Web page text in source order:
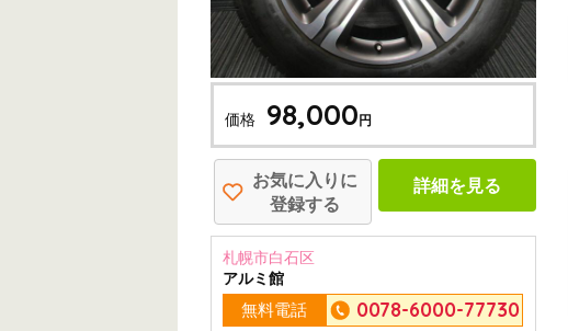
価格 98,000円
お気に入りに
登録する
詳細を見る
札幌市白石区
アルミ館
無料電話 0078-6000-77730